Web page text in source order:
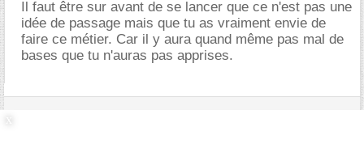
Il faut être sur avant de se lancer que ce n'est pas une
idée de passage mais que tu as vraiment envie de
faire ce métier. Car il y aura quand même pas mal de
bases que tu n'auras pas apprises.